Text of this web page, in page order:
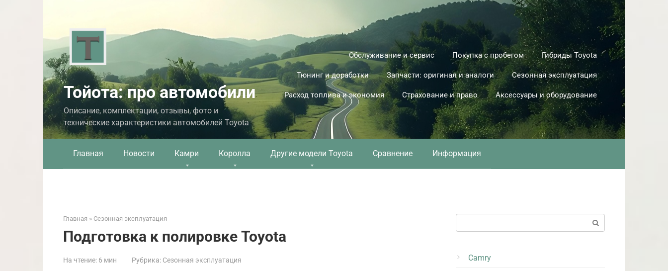
Тойота: про автомобили
Описание, комплектации, отзывы, фото и
технические характеристики автомобилей Toyota
Обслуживание и сервис Покупка с пробегом Гибриды Toyota
Тюнинг и доработки Запчасти: оригинал и аналоги Сезонная эксплуатация
Расход топлива и экономия Страхование и право Аксессуары и оборудование
Главная Новости Камри Королла Другие модели Toyota Сравнение Информация
Главная » Сезонная эксплуатация
Подготовка к полировке Toyota
На чтение: 6 мин Рубрика: Сезонная эксплуатация
Camry